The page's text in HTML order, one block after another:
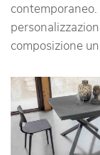
composizione